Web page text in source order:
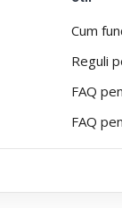
Cum
Reguli
FAQ
FAQ